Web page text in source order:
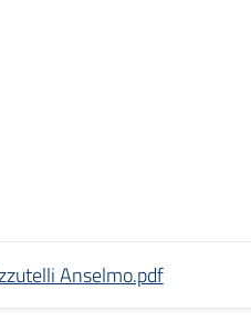
Anselmo.pdf